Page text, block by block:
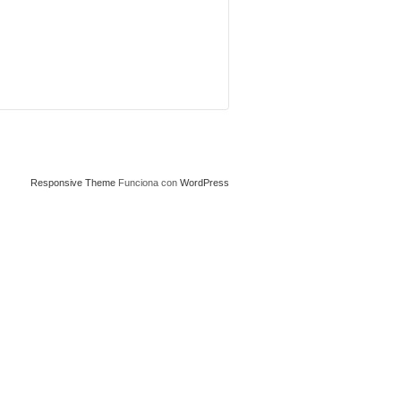
Responsive ThemeFunciona con WordPress